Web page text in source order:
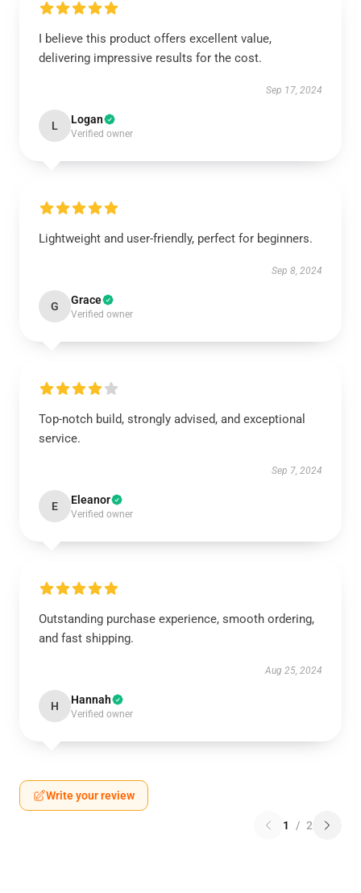
I believe this product offers excellent value,
delivering impressive results for the cost.
Sep 17, 2024
L Logan
Verified owner
Lightweight and user-friendly, perfect for beginners.
Sep 8, 2024
G Grace
Verified owner
Top-notch build, strongly advised, and exceptional
service.
Sep 7, 2024
E Eleanor
Verified owner
Outstanding purchase experience, smooth ordering,
and fast shipping.
Aug 25, 2024
H Hannah
Verified owner
Write your review
1 / 2